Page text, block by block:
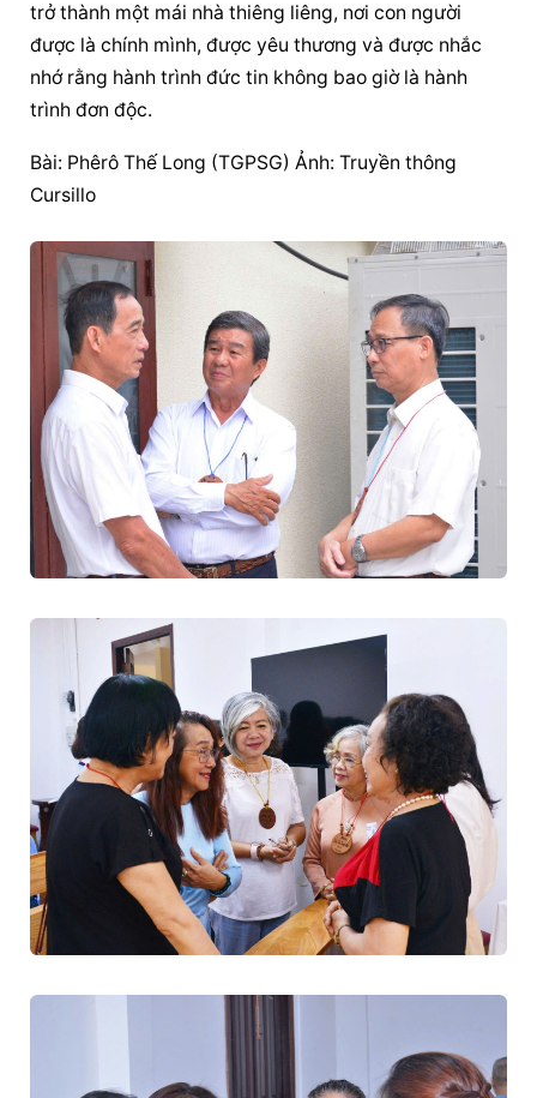
trở thành một mái nhà thiêng liêng, nơi con người
được là chính mình, được yêu thương và được nhắc
nhớ rằng hành trình đức tin không bao giờ là hành
trình đơn độc.
Bài: Phêrô Thế Long (TGPSG) Ảnh: Truyền thông
Cursillo